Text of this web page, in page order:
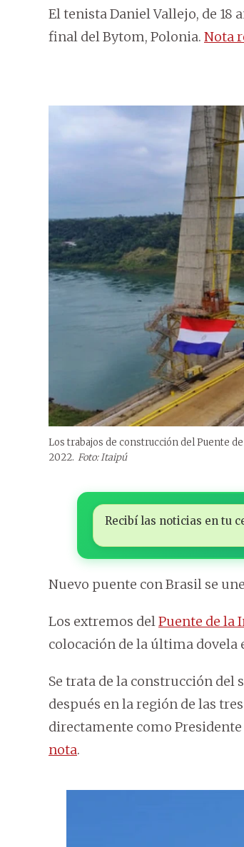
El tenista Daniel Vallejo, de 18
final del Bytom, Polonia. Nota
Los trabajos de construcción del Puente
2022. Foto: Itaipú
Recibí las noticias en tu
Nuevo puente con Brasil se
Los extremos delPuente de la
colocación de la última dovela
Se trata de la construcción del
después en la región de las
directamente como Presidente
nota.